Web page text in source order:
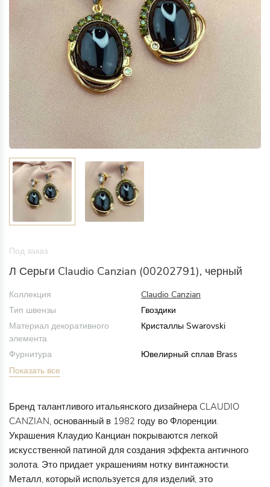
Под заказ
Л Серьги Claudio Canzian (00202791), черный
Коллекция
Claudio Canzian
Тип швензы
Гвоздики
Материал декоративного
элемента
Кристаллы Swarovski
Фурнитура
Ювелирный сплав Brass
Показать все
Бренд талантливого итальянского дизайнера CLAUDIO
CANZIAN, основанный в 1982 году во Флоренции.
Украшения Клаудио Канциан покрываются легкой
искусственной патиной для создания эффекта античного
золота. Это придает украшениям нотку винтажности.
Металл, который используется для изделий, это